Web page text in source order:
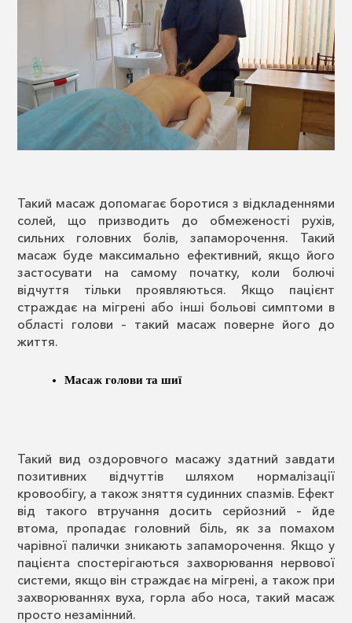
Такий масаж допомагає боротися з відкладеннями
солей, що призводить до обмеженості рухів,
сильних головних болів, запаморочення. Такий
масаж буде максимально ефективний, якщо його
застосувати на самому початку, коли болючі
відчуття тільки проявляються. Якщо пацієнт
страждає на мігрені або інші больові симптоми в
області голови – такий масаж поверне його до
життя.
Масаж голови та шиї
Такий вид оздоровчого масажу здатний завдати
позитивних відчуттів шляхом нормалізації
кровообігу, а також зняття судинних спазмів. Ефект
від такого втручання досить серйозний – йде
втома, пропадає головний біль, як за помахом
чарівної палички зникають запаморочення. Якщо у
пацієнта спостерігаються захворювання нервової
системи, якщо він страждає на мігрені, а також при
захворюваннях вуха, горла або носа, такий масаж
просто незамінний.